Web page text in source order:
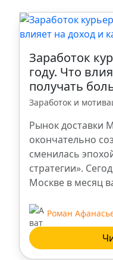
Заработок
году. Что
получать
Заработок и
Рынок доставки
окончательно
сменилась
стратегии».
Москве в месяц
Роман